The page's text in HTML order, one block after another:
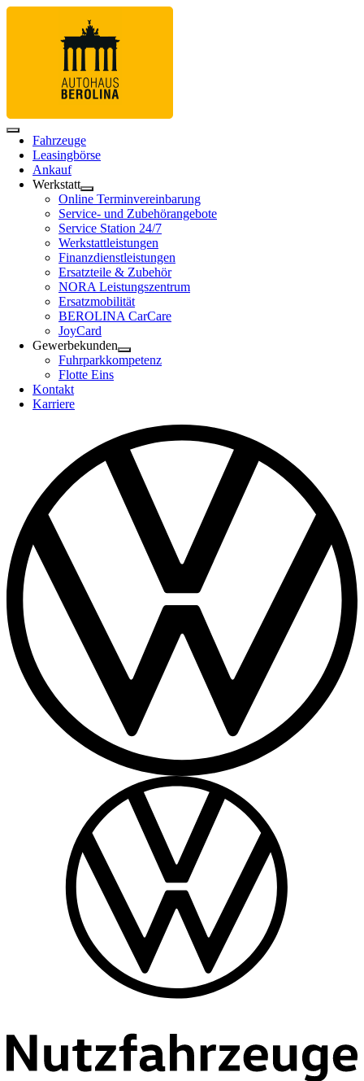
Fahrzeuge
Leasingbörse
Ankauf
Werkstatt
Online Terminvereinbarung
Service- und Zubehörangebote
Service Station 24/7
Werkstattleistungen
Finanzdienstleistungen
Ersatzteile & Zubehör
NORA Leistungszentrum
Ersatzmobilität
BEROLINA CarCare
JoyCard
Gewerbekunden
Fuhrparkkompetenz
Flotte Eins
Kontakt
Karriere